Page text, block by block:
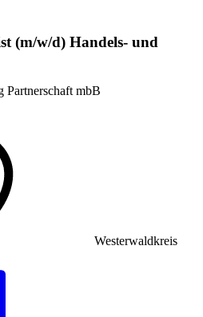
(m/w/d) Handels- und
Partnerschaft mbB
Westerwaldkreis